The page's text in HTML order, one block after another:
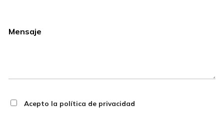
Acepto la política de privacidad